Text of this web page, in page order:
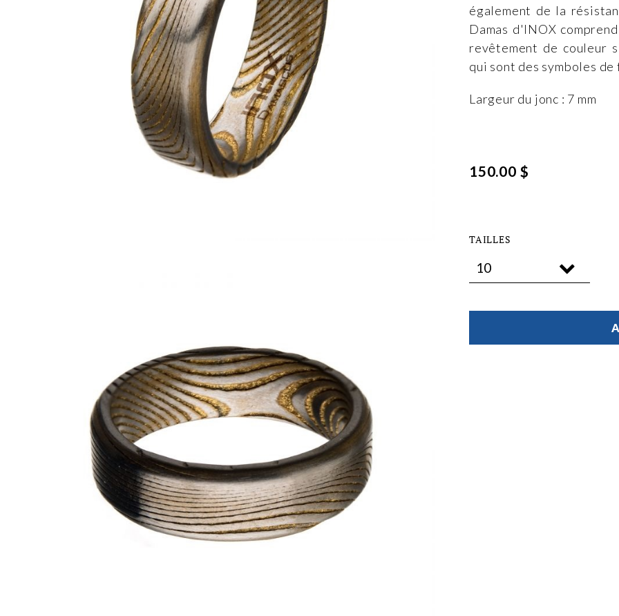
également de la
Damas d'INOX
revêtement de couleur
qui sont des symboles
Largeur du jonc : 7 mm
150.00 $
TAILLES